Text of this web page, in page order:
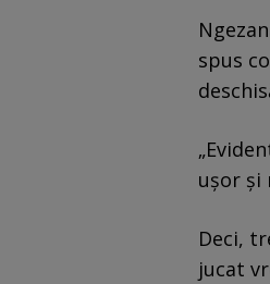
spus
ușor și
Deci,
jucat